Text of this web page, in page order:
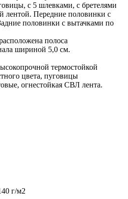
с 5 шлевками, с бретелями
лентой. Передние половинки с
половинки с вытачками по
полоса
шириной 5,0 см.
термостойкой
цвета, пуговицы
огнестойкая СВЛ лента.
г/м2